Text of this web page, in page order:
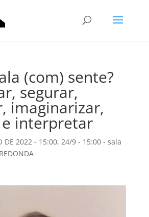
(com) sente?
segurar,
imaginarizar,
interpretar
DE 2022 - 15:00, 24/9 - 15:00 - sala